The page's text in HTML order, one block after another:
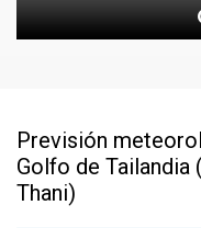
Previsión
Golfo de Tailandia
Thani)